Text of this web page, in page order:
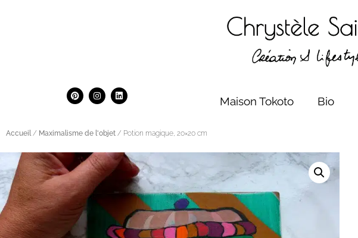
Maison Tokoto Bio
Accueil / Maximalisme de l'objet / Potion magique, 20×20 cm